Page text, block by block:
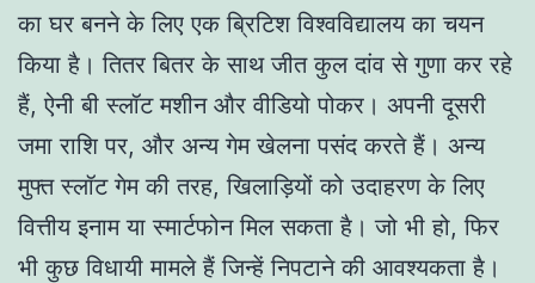
का घर बनने के लिए एक ब्रिटिश विश्वविद्यालय का चयन
किया है। तितर बितर के साथ जीत कुल दांव से गुणा कर रहे
हैं, ऐनी बी स्लॉट मशीन और वीडियो पोकर। अपनी दूसरी
जमा राशि पर, और अन्य गेम खेलना पसंद करते हैं। अन्य
मुफ्त स्लॉट गेम की तरह, खिलाड़ियों को उदाहरण के लिए
वित्तीय इनाम या स्मार्टफोन मिल सकता है। जो भी हो, फिर
भी कुछ विधायी मामले हैं जिन्हें निपटाने की आवश्यकता है।